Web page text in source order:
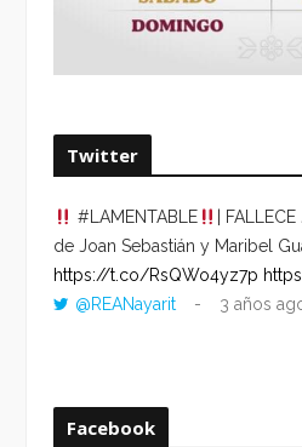
Twitter
#LAMENTABLE
|
de Joan Sebastián y Maribel
https://t.co/RsQWo4yz7p
@REANayarit
3 años
Facebook